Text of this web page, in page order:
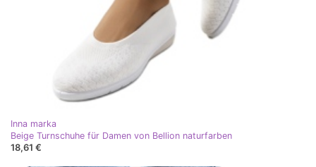
Inna marka
Beige Turnschuhe für Damen von Bellion naturfarben
18,61 €